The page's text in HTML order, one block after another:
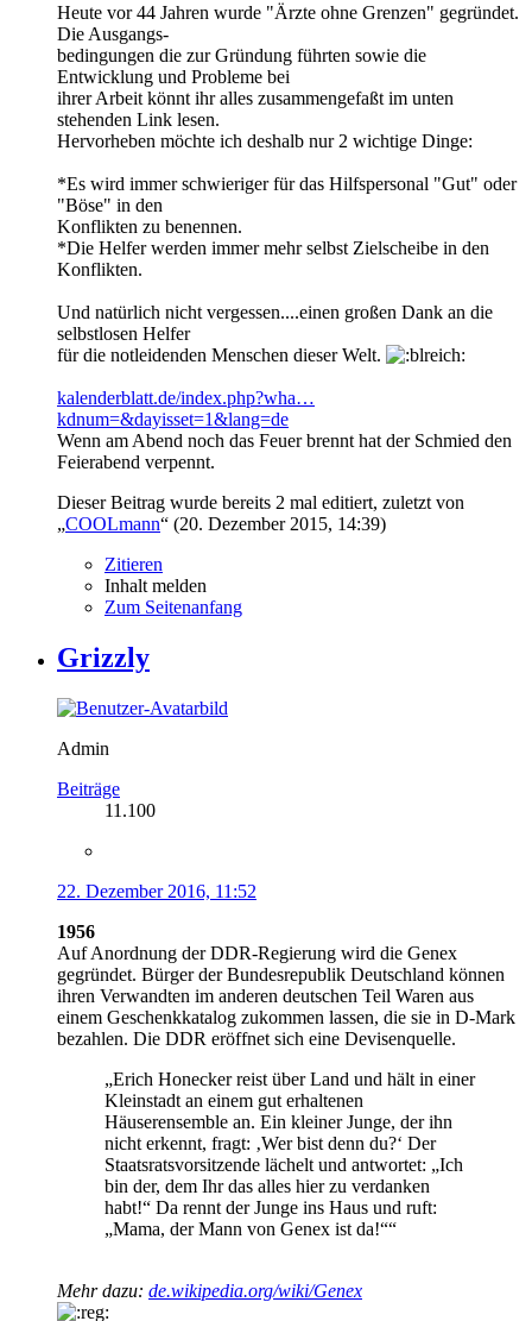
Heute vor 44 Jahren wurde "Ärzte ohne Grenzen" gegründet.
Die Ausgangs-
bedingungen die zur Gründung führten sowie die
Entwicklung und Probleme bei
ihrer Arbeit könnt ihr alles zusammengefaßt im unten
stehenden Link lesen.
Hervorheben möchte ich deshalb nur 2 wichtige Dinge:
*Es wird immer schwieriger für das Hilfspersonal "Gut" oder
"Böse" in den
Konflikten zu benennen.
*Die Helfer werden immer mehr selbst Zielscheibe in den
Konflikten.
Und natürlich nicht vergessen....einen großen Dank an die
selbstlosen Helfer
für die notleidenden Menschen dieser Welt.
kalenderblatt.de/index.php?wha…
kdnum=&dayisset=1&lang=de
Wenn am Abend noch das Feuer brennt hat der Schmied den
Feierabend verpennt.
Dieser Beitrag wurde bereits 2 mal editiert, zuletzt von
„COOLmann“ (20. Dezember 2015, 14:39)
Zitieren
Inhalt melden
Zum Seitenanfang
Grizzly
Admin
Beiträge
11.100
22. Dezember 2016, 11:52
1956
Auf Anordnung der DDR-Regierung wird die Genex
gegründet. Bürger der Bundesrepublik Deutschland können
ihren Verwandten im anderen deutschen Teil Waren aus
einem Geschenkkatalog zukommen lassen, die sie in D-Mark
bezahlen. Die DDR eröffnet sich eine Devisenquelle.
„Erich Honecker reist über Land und hält in einer
Kleinstadt an einem gut erhaltenen
Häuserensemble an. Ein kleiner Junge, der ihn
nicht erkennt, fragt: ‚Wer bist denn du?‘ Der
Staatsratsvorsitzende lächelt und antwortet: „Ich
bin der, dem Ihr das alles hier zu verdanken
habt!“ Da rennt der Junge ins Haus und ruft:
„Mama, der Mann von Genex ist da!““
Mehr dazu: de.wikipedia.org/wiki/Genex